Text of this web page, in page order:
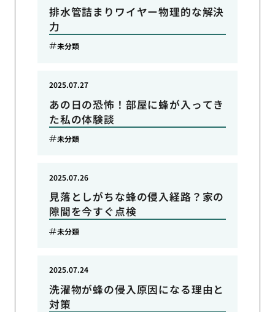
排水管詰まりワイヤー物理的な解決
力
未分類
あの日の恐怖！部屋に蜂が入ってき
た私の体験談
2025.07.27
未分類
見落としがちな蜂の侵入経路？家の
隙間を今すぐ点検
2025.07.26
未分類
洗濯物が蜂の侵入原因になる理由と
対策
2025.07.24